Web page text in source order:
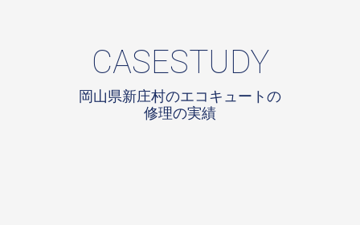
CASESTUDY
岡山県新庄村のエコキュートの
修理の実績